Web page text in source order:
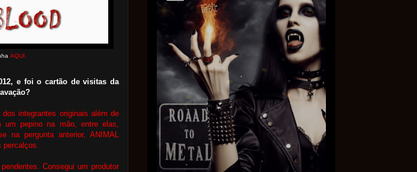
AQUI.
e foi o cartão de visitas da
integrantes originais além de
um pepino na mão, entre elas,
na pergunta anterior, ANIMAL
percalços.
Consegui um produtor